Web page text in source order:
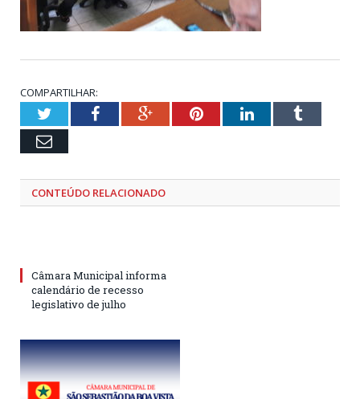
COMPARTILHAR:
TwitterFacebookGoogle+PinterestLinkedInTumblr
Email
CONTEÚDO RELACIONADO
Câmara Municipal informa
calendário de recesso
legislativo de julho